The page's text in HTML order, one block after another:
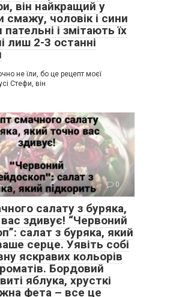
він найкращий у
смажу, чоловік і сини
і змітають їх
лиш 2-3 останні
не їли, бо це рецепт моєї
Стефи, він
0
салату з буряка,
здивує! “Червоний
салат з буряка, який
серце. Уявіть собі
яскравих кольорів
Бордовий
яблука, хрусткі
фета – все це